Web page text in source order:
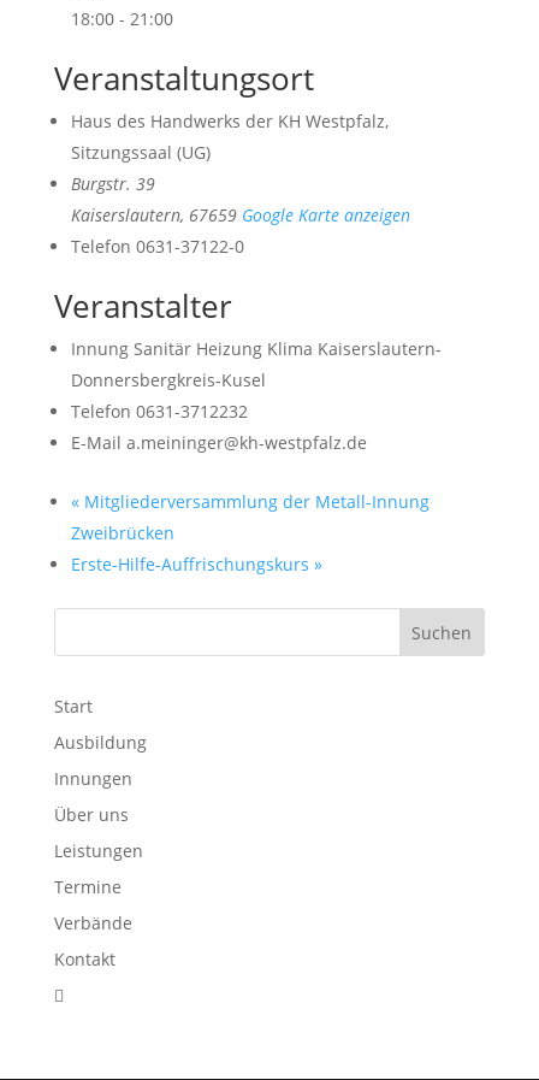
18:00 - 21:00
Veranstaltungsort
Haus des Handwerks der KH Westpfalz,
Sitzungssaal (UG)
Burgstr. 39
Kaiserslautern, 67659 Google Karte anzeigen
Telefon 0631-37122-0
Veranstalter
Innung Sanitär Heizung Klima Kaiserslautern-
Donnersbergkreis-Kusel
Telefon 0631-3712232
E-Mail a.meininger@kh-westpfalz.de
«Mitgliederversammlung der Metall-Innung
Zweibrücken
Erste-Hilfe-Auffrischungskurs »
Start
Ausbildung
Innungen
Über uns
Leistungen
Termine
Verbände
Kontakt
